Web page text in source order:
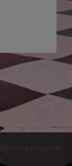
. RadioKing propose de